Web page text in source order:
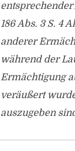
186 Abs. 3 S. 4
anderer
während der
Ermächtigung
veräußert
auszugeben